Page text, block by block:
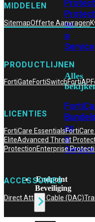
as
a
Service
Alles
Bundels
as
a
Service
Endpoint
Beveiliging
MIDDELEN
SitemapOfferte Aanvragen
PRODUCTLIJNEN
FortiGateFortiSwitchFortiAP
LICENTIES
FortiCare Essentials
EliteAdvanced Threat
ProtectionEnterprise
ACCESSOIRES
Direct Attach Cable (DAC)